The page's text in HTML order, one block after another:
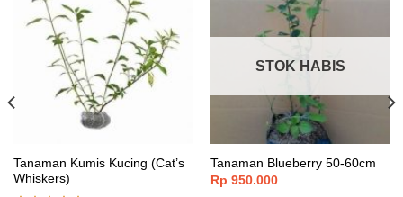
Tanaman Kumis Kucing (Cat’s
Whiskers)
STOK HABIS
Tanaman Blueberry 50-60cm
Rp 950.000